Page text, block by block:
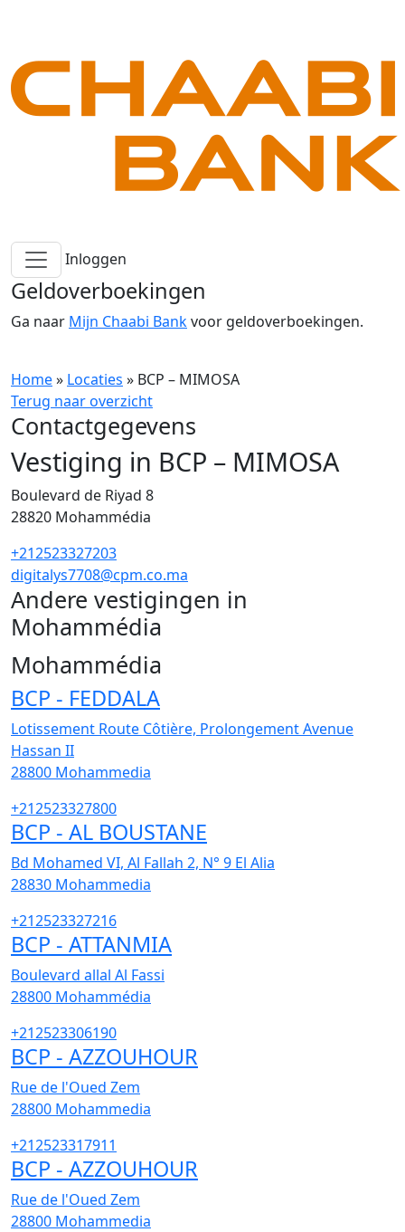
Inloggen
Geldoverboekingen
Ga naar Mijn Chaabi Bankvoor geldoverboekingen.
Home» Locaties » BCP – MIMOSA
Terug naar overzicht
Contactgegevens
Vestiging in BCP – MIMOSA
Boulevard de Riyad 8
28820 Mohammédia
+212523327203
digitalys7708@cpm.co.ma
Andere vestigingen in
Mohammédia
Mohammédia
BCP - FEDDALA
Lotissement Route Côtière, Prolongement Avenue
Hassan II
28800 Mohammedia
+212523327800
BCP - AL BOUSTANE
Bd Mohamed VI, Al Fallah 2, N° 9 El Alia
28830 Mohammedia
+212523327216
BCP - ATTANMIA
Boulevard allal Al Fassi
28800 Mohammédia
+212523306190
BCP - AZZOUHOUR
Rue de l'Oued Zem
28800 Mohammedia
+212523317911
BCP - AZZOUHOUR
Rue de l'Oued Zem
28800 Mohammedia